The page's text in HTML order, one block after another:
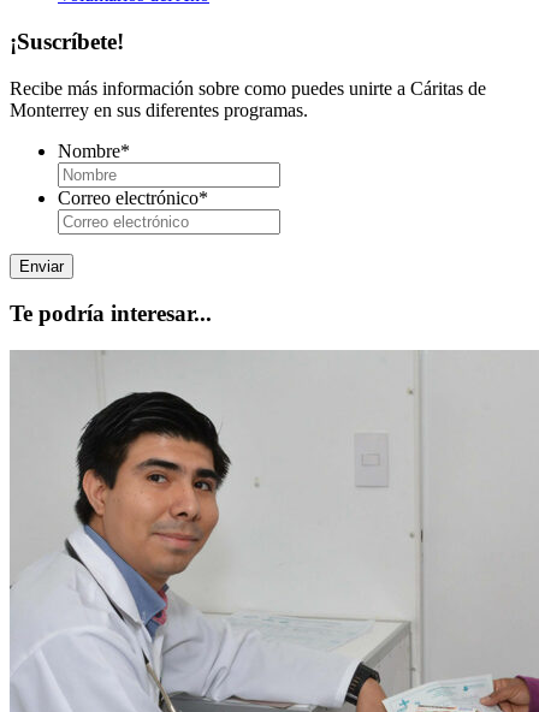
¡Suscríbete!
Recibe más información sobre como puedes unirte a Cáritas de
Monterrey en sus diferentes programas.
Nombre*
Correo electrónico*
Te podría interesar...